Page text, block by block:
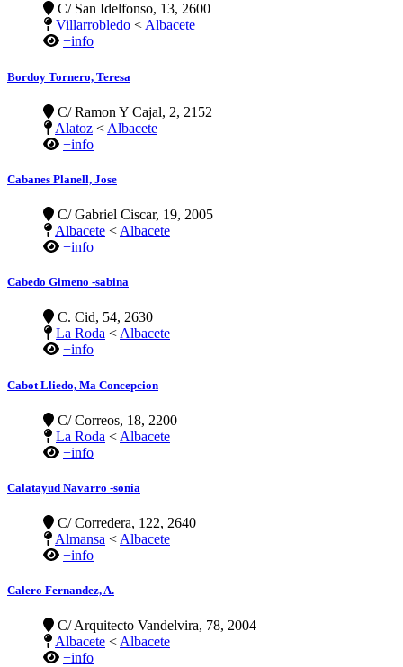
C/ San Idelfonso, 13, 2600
Villarrobledo <Albacete
+info
Bordoy Tornero, Teresa
C/ Ramon Y Cajal, 2, 2152
Alatoz < Albacete
+info
Cabanes Planell, Jose
C/ Gabriel Ciscar, 19, 2005
Albacete < Albacete
+info
Cabedo Gimeno -sabina
C. Cid, 54, 2630
La Roda <Albacete
+info
Cabot Lliedo, Ma Concepcion
C/ Correos, 18, 2200
La Roda < Albacete
+info
Calatayud Navarro -sonia
C/ Corredera, 122, 2640
Almansa < Albacete
+info
Calero Fernandez, A.
C/ Arquitecto Vandelvira, 78, 2004
Albacete <Albacete
+info